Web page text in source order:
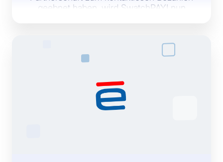
geebnet haben, wird SwatchPAY! nun